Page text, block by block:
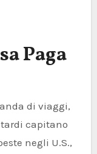
Paga
di viaggi,
capitano
negli U.S.,